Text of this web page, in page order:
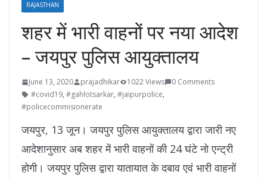
RAJASTHAN
शहर में भारी वाहनों पर नया आदेश
– जयपुर पुलिस आयुक्तालय
June 13, 2020 prajadhikar 1022 Views
0 Comments
#covid19, #gahlotsarkar, #jaipurpolice,
#policecommisionerate
जयपुर, 13 जून। जयपुर पुलिस आयुक्तालय द्वारा जारी नए
आदेशानुसार अब शहर में भारी वाहनों की 24 घंटे नो एन्ट्री
होगी। जयपुर पुलिस द्वारा यातायात के दबाव एवं भारी वाहनों